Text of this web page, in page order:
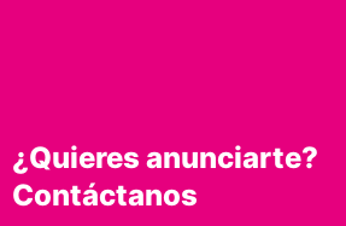
¿Quieres anunciarte?
Contáctanos